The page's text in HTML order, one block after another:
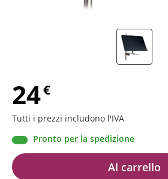
24€
Tutti i prezzi includono l'IVA
Pronto per la spedizione
Al carrello